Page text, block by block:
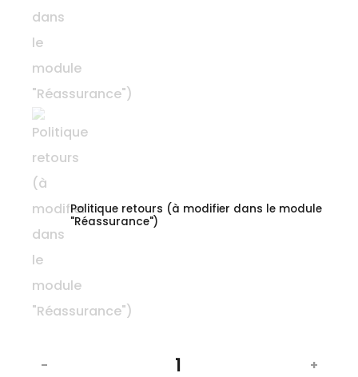
Politique retours (à modifier dans le module
"Réassurance")
- +